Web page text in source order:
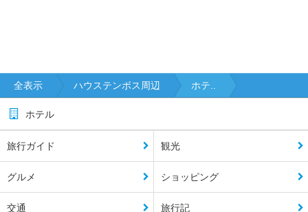
全表示 ハウステンボス周辺 ホテ..
ホテル
旅行ガイド 観光
グルメ ショッピング
交通 旅行記